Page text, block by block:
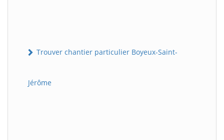
Trouver chantier particulier Boyeux-Saint-
Jérôme